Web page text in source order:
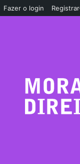
Fazer o login